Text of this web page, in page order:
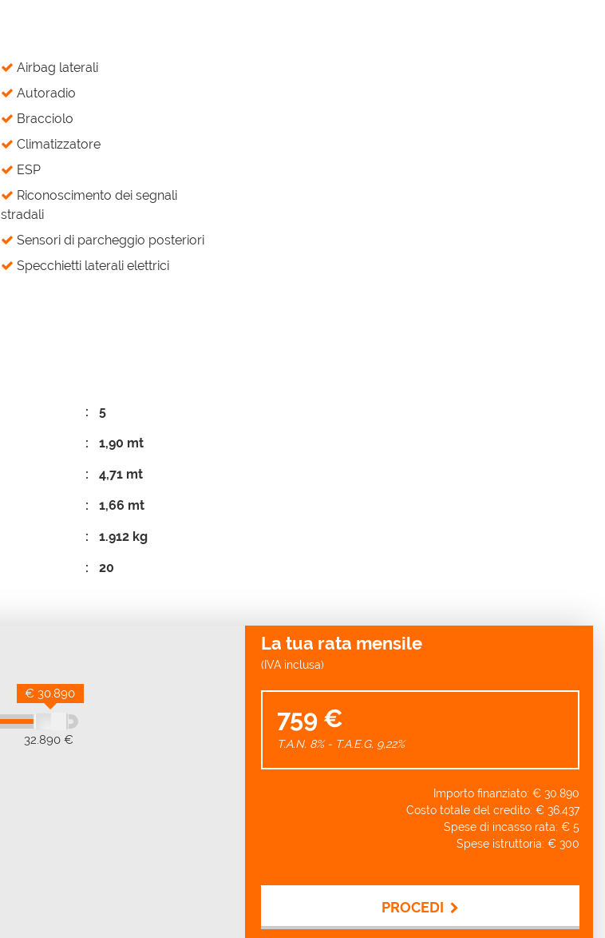
Airbag laterali
Autoradio
Bracciolo
Climatizzatore
ESP
Riconoscimento dei segnali
stradali
Sensori di parcheggio posteriori
Specchietti laterali elettrici
5
1,90 mt
4,71 mt
1,66 mt
1.912 kg
20
32.890 €
€ 30.890
La tua rata mensile
(IVA inclusa)
759 €
T.A.N. 8% - T.A.E.G. 9,22%
Importo finanziato: € 30.890
Costo totale del credito: € 36.437
Spese di incasso rata: € 5
Spese istruttoria: € 300
PROCEDI